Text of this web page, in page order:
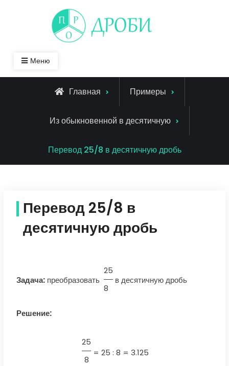
Меню
Главная Примеры
Из обыкновенной в десятичную
Перевод 25/8 в десятичную дробь
Перевод 25/8 в
десятичную дробь
Задача:преобразовать
25
8
в десятичную дробь
Решение:
25
8
= 25 : 8 = 3.125